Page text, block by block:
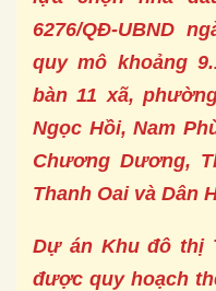
6276/QĐ-UBND
quy mô khoảng
bàn 11 xã,
Ngọc Hồi, Nam
Chương Dương,
Thanh Oai và Dân
Dự án Khu đô thị
được quy hoạch